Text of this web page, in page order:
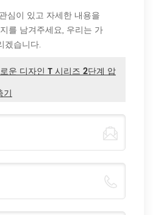
심이 있고 자세한 내용을
를 남겨주세요, 우리는 가
겠습니다.
운 디자인 T 시리즈 2단계 압
기